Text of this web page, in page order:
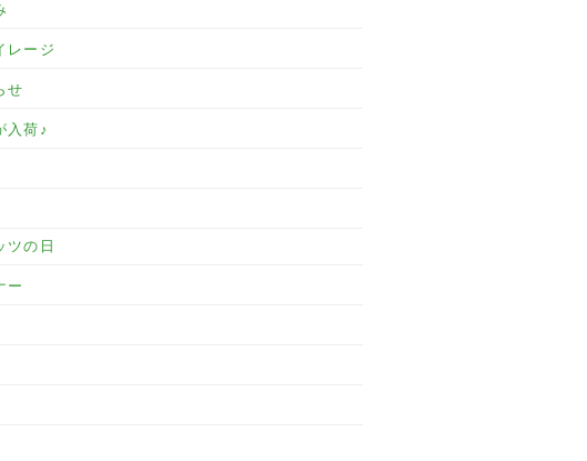
レージ
せ
入荷♪
ツの日
ー